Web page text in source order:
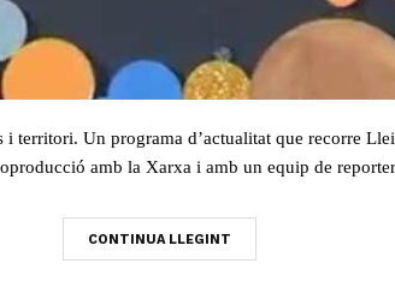
i territori. Un programa d’actualitat que recorre
amb la Xarxa i amb un equip de
CONTINUA LLEGINT